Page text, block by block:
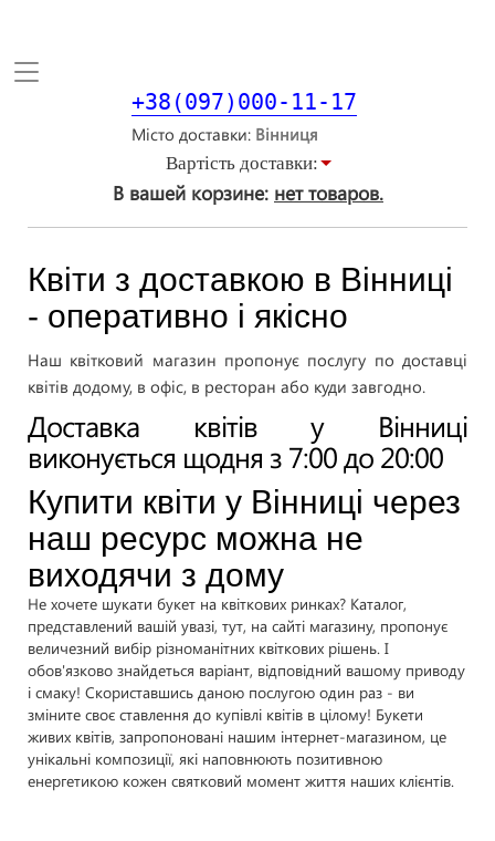
Toggle
+38(097)000-11-17
Місто доставки
Вартiсть доставки:
В вашей корзине: нет товаров.
Квіти з доставкою в Вінниці
- оперативно і якісно
Наш квітковий магазин пропонує послугу по доставці
квітів додому, в офіс, в ресторан або куди завгодно.
Доставка квітів у Вінниці
виконується щодня з 7:00 до 20:00
Купити квіти у Вінниці через
наш ресурс можна не
виходячи з дому
Не хочете шукати букет на квіткових ринках? Каталог,
представлений вашій увазі, тут, на сайті магазину, пропонує
величезний вибір різноманітних квіткових рішень. І
обов'язково знайдеться варіант, відповідний вашому приводу
і смаку! Скориставшись даною послугою один раз - ви
зміните своє ставлення до купівлі квітів в цілому! Букети
живих квітів, запропоновані нашим інтернет-магазином, це
унікальні композиції, які наповнюють позитивною
енергетикою кожен святковий момент життя наших клієнтів.